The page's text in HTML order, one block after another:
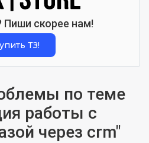
Пиши скорее нам!
ТЗ!
по теме
работы с
через crm"